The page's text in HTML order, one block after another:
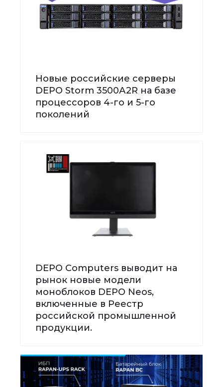
Новые российские серверы
DEPO Storm 3500А2R на базе
процессоров 4-го и 5-го
поколений
DEPO Computers выводит на
рынок новые модели
моноблоков DEPO Neos,
включенные в Реестр
российской промышленной
продукции.